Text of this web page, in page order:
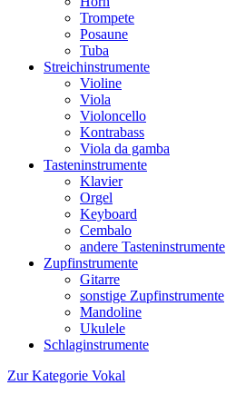
Trompete
Posaune
Tuba
Streichinstrumente
Violine
Viola
Violoncello
Kontrabass
Viola da gamba
Tasteninstrumente
Klavier
Orgel
Keyboard
Cembalo
andere Tasteninstrumente
Zupfinstrumente
Gitarre
sonstige Zupfinstrumente
Mandoline
Ukulele
Schlaginstrumente
Zur Kategorie Vokal